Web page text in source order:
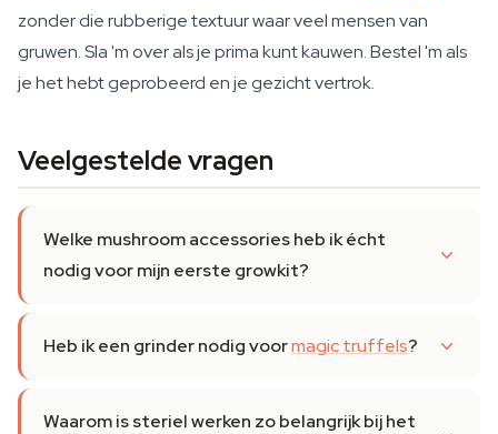
zonder die rubberige textuur waar veel mensen van
gruwen. Sla 'm over als je prima kunt kauwen. Bestel 'm als
je het hebt geprobeerd en je gezicht vertrok.
Veelgestelde vragen
Welke mushroom accessories heb ik écht
nodig voor mijn eerste growkit?
Heb ik een grinder nodig voormagic truffels?
Waarom is steriel werken zo belangrijk bij het